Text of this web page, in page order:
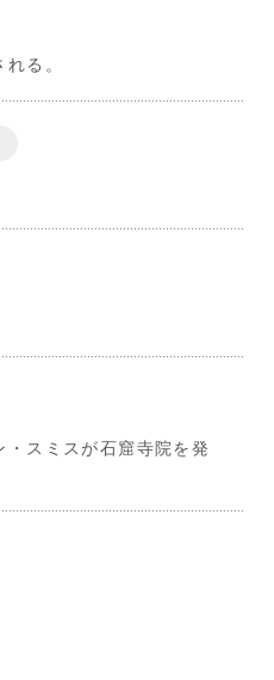
る。
スミスが石窟寺院を発